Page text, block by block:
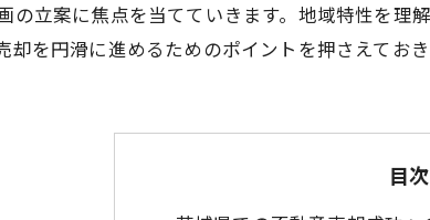
の立案に焦点を当てていきます。地域特性を
却を円滑に進めるためのポイントを押さえておき
目次